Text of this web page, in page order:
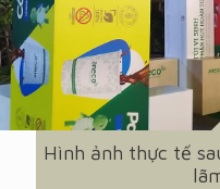
Hình ảnh thực tế